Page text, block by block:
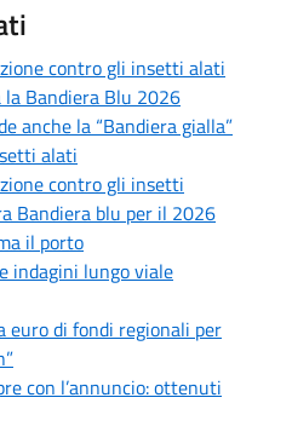
contro gli insetti alati
la Bandiera Blu 2026
anche la “Bandiera gialla”
alati
contro gli insetti
Bandiera blu per il 2026
il porto
indagini lungo viale
euro di fondi regionali per
con l’annuncio: ottenuti